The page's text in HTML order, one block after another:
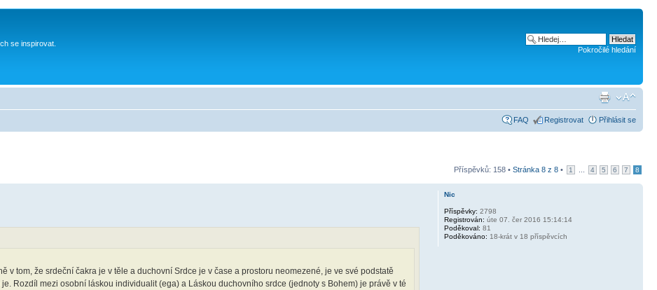
se inspirovat.
Pokročilé hledání
FAQ Registrovat Přihlásit se
Příspěvků: 158 • Stránka 8 z 8 • 1 4 5 6 7 8
v tom, že srdeční čakra je v těle a duchovní Srdce je v čase a prostoru neomezené, je ve své podstatě
Rozdíl mezi osobní láskou individualit (ega) a Láskou duchovního srdce (jednoty s Bohem) je právě v té
Nic
Příspěvky: 2798
Registrován: úte 07. čer 2016 15:14:14
Poděkoval: 81
Poděkováno: 18-krát v 18 příspěvcích